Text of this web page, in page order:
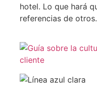
hotel. Lo que hará
referencias de otros.